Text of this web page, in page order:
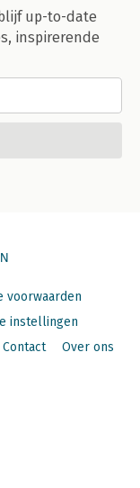
up-to-date
inspirerende
voorwaarden
instellingen
Over ons